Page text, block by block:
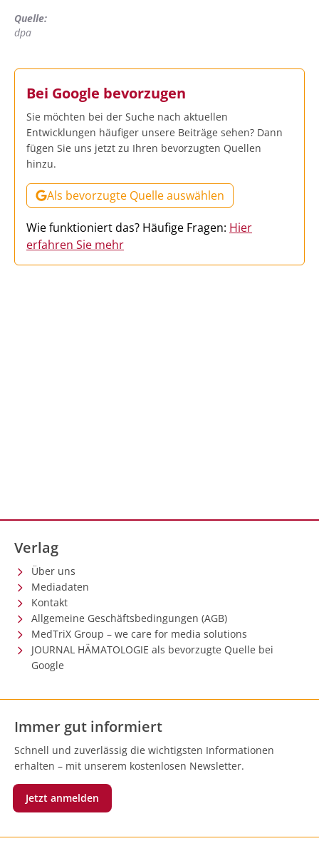
Quelle:
dpa
Bei Google bevorzugen
Sie möchten bei der Suche nach aktuellen
Entwicklungen häufiger unsere Beiträge sehen? Dann
fügen Sie uns jetzt zu Ihren bevorzugten Quellen
hinzu.
Als bevorzugte Quelle auswählen
Wie funktioniert das? Häufige Fragen: Hier
erfahren Sie mehr
Verlag
Über uns
Mediadaten
Kontakt
Allgemeine Geschäftsbedingungen (AGB)
MedTriX Group – we care for media solutions
JOURNAL HÄMATOLOGIE als bevorzugte Quelle bei
Google
Immer gut informiert
Schnell und zuverlässig die wichtigsten Informationen
erhalten – mit unserem kostenlosen Newsletter.
Jetzt anmelden